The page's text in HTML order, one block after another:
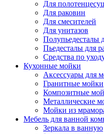
Для
Для раковин
Для смесителей
Для унитазов
Полупьедесталы
Пьедесталы для
Средства по
Кухонные мойки
Аксессуары для
Гранитные мойки
Композитные
Металлические
Мойки из
Мебель для ванной
Зеркала в ванную